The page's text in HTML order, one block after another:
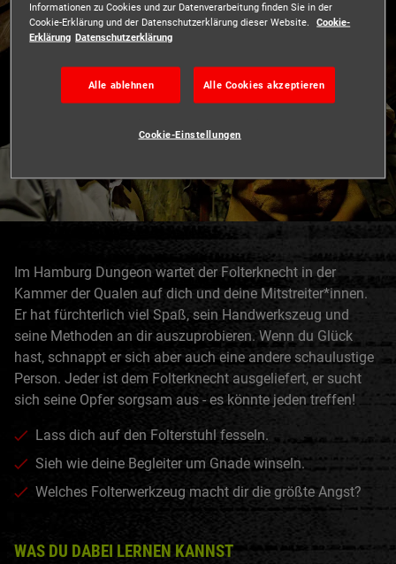
Im Hamburg Dungeon wartet der Folterknecht in der
Kammer der Qualen auf dich und deine Mitstreiter*innen.
Er hat fürchterlich viel Spaß, sein Handwerkszeug und
seine Methoden an dir auszuprobieren. Wenn du Glück
hast, schnappt er sich aber auch eine andere schaulustige
Person. Jeder ist dem Folterknecht ausgeliefert, er sucht
sich seine Opfer sorgsam aus - es könnte jeden treffen!
Lass dich auf den Folterstuhl fesseln.
Sieh wie deine Begleiter um Gnade winseln.
Welches Folterwerkzeug macht dir die größte Angst?
WAS DU DABEI LERNEN KANNST
Informationen zu Cookies und zur Datenverarbeitung finden Sie in der
Cookie-Erklärung und der Datenschutzerklärung dieser Website.
Cookie-
Erklärung Datenschutzerklärung
Alle ablehnen Alle Cookies akzeptieren
Cookie-Einstellungen